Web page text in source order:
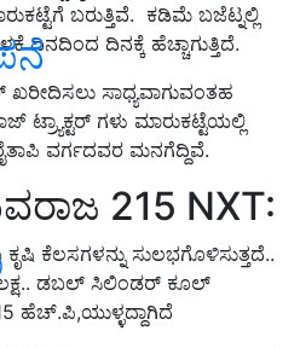
ಬರುತ್ತಿವೆ. ಕಡಿಮೆ ಬಜೆಟ್ನಲ್ಲಿ
ದಿನದಿಂದ ದಿನಕ್ಕೆ ಹೆಚ್ಚಾಗುತ್ತಿದೆ.
ಖರೀದಿಸಲು ಸಾಧ್ಯವಾಗುವಂತಹ
ಟ್ರ್ಯಾಕ್ಟರ್ ಗಳು ಮಾರುಕಟ್ಟೆಯಲ್ಲಿ
ವರ್ಗದವರ ಮನಗೆದ್ದಿವೆ.
215 NXT:
ಕೆಲಸಗಳನ್ನು ಸುಲಭಗೊಳಿಸುತ್ತದೆ..
ಡಬಲ್ ಸಿಲಿಂಡರ್ ಕೂಲ್